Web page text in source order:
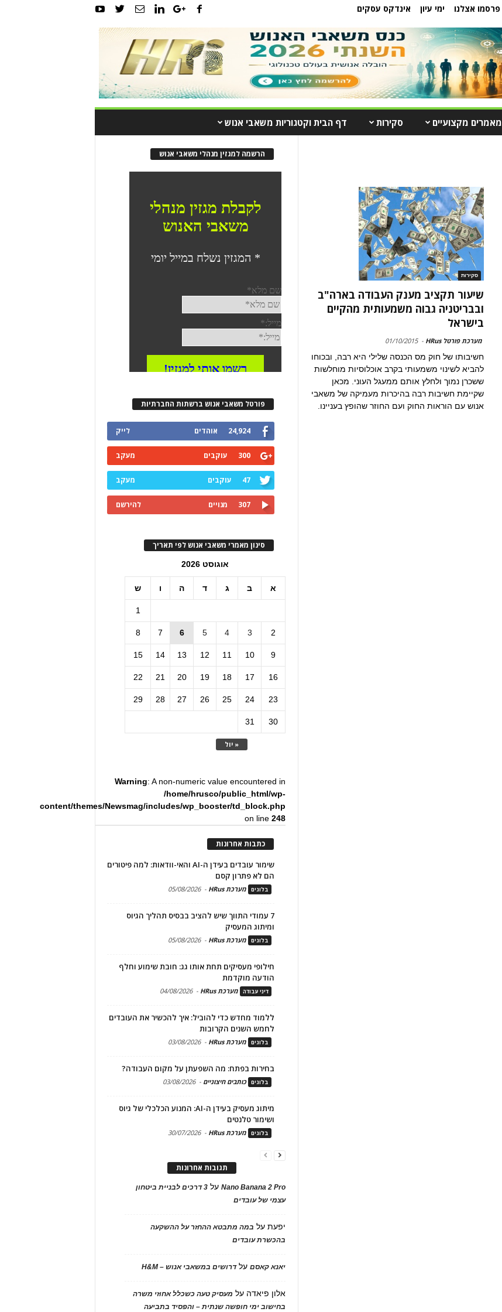
פרסמו אצלנו ימי עיון אינדקס עסקים
מאמרים מקצועיים סקירות דף הבית וקטגוריות משאבי אנוש
סקירות
שיעור תקציב מענק העבודה בארה"ב
ובבריטניה גבוה משמעותית מהקיים
בישראל
מערכת פורטל HRus -
01/10/2015
חשיבותו של חוק מס הכנסה שלילי היא רבה, ובכוחו
להביא לשינוי משמעותי בקרב אוכלוסיות מוחלשות
ששכרן נמוך ולחלץ אותם ממעגל העוני. מכאן
שקיימת חשיבות רבה בהיכרות מעמיקה של משאבי
אנוש עם הוראות החוק ועם החוזר שהופץ בעניינו.
הרשמה למגזין מנהלי משאבי אנוש
פורטל משאבי אנוש ברשתות החברתיות
24,924 אוהדים לייק
300 עוקבים מעקב
47 עוקבים מעקב
307 מנויים להירשם
סינון מאמרי משאבי אנוש לפי תאריך
אוגוסט 2026
א ב ג ד ה ו ש
« יול
1
2
3
4
5
6
7
8
9
10
11
12
13
14
15
16
17
18
19
20
21
22
23
24
25
26
27
28
29
30
31
Warning: A non-numeric value encountered in
/home/hrusco/public_html/wp-
content/themes/Newsmag/includes/wp_booster/td_block.php
on line248
כתבות אחרונות
שימור עובדים בעידן ה-AI והאי-וודאות: למה פיטורים
הם לא פתרון קסם
בלוגים מערכת HRus -
05/08/2026
7 עמודי התווך שיש להציב בבסיס תהליך הגיוס
ומיתוג המעסיק
בלוגים מערכת HRus -
05/08/2026
חילופי מעסיקים תחת אותו גג: חובת שימוע וחלף
הודעה מוקדמת
דיני עבודה מערכת HRus -
04/08/2026
ללמוד מחדש כדי להוביל: איך להכשיר את העובדים
לחמש השנים הקרובות
בלוגים מערכת HRus -
03/08/2026
בחירות בפתח: מה השפעתן על מקום העבודה?
בלוגים כותבים חיצוניים -
03/08/2026
מיתוג מעסיק בעידן ה-AI: המנוע הכלכלי של גיוס
ושימור טלנטים
בלוגים מערכת HRus -
30/07/2026
תגובות אחרונות
Nano Banana 2 Proעל
3 דרכים לבניית ביטחון
עצמי של עובדים
יפעתעל במה מתבטא ההחזר על ההשקעה
בהכשרת עובדים
יאנא קאסםעלדרושים במשאבי אנוש – H&M
אלון פיאדה על מעסיק טעה כשכלל אחוזי משרה
בחישוב ימי חופשה שנתית – והפסיד בתביעה